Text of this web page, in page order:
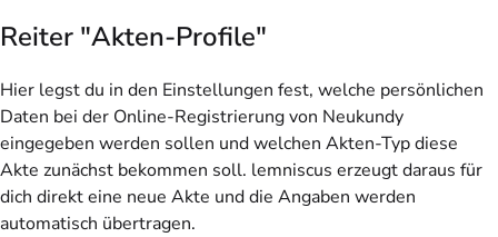
Reiter "Akten-Profile"
Hier legst du in den Einstellungen fest, welche persönlichen
Daten bei der Online-Registrierung von Neukundy
eingegeben werden sollen und welchen Akten-Typ diese
Akte zunächst bekommen soll. lemniscus erzeugt daraus für
dich direkt eine neue Akte und die Angaben werden
automatisch übertragen.